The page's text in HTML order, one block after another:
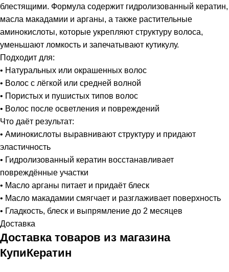
блестящими. Формула содержит гидролизованный кератин,
масла макадамии и арганы, а также растительные
аминокислоты, которые укрепляют структуру волоса,
уменьшают ломкость и запечатывают кутикулу.
Подходит для:
• Натуральных или окрашенных волос
• Волос с лёгкой или средней волной
• Пористых и пушистых типов волос
• Волос после осветления и повреждений
Что даёт результат:
• Аминокислоты выравнивают структуру и придают
эластичность
• Гидролизованный кератин восстанавливает
повреждённые участки
• Масло арганы питает и придаёт блеск
• Масло макадамии смягчает и разглаживает поверхность
• Гладкость, блеск и выпрямление до 2 месяцев
Доставка
Доставка товаров из магазина
КупиКератин